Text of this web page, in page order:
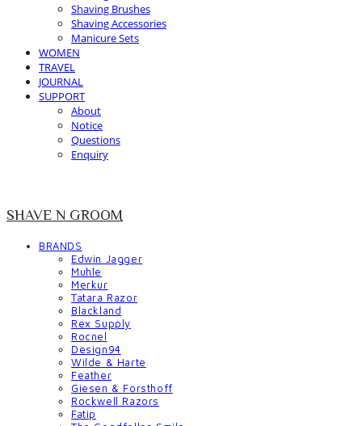
Shaving Brushes
Shaving Accessories
Manicure Sets
WOMEN
TRAVEL
JOURNAL
SUPPORT
About
Notice
Questions
Enquiry
SHAVE N GROOM
BRANDS
Edwin Jagger
Muhle
Merkur
Tatara Razor
Blackland
Rex Supply
Rocnel
Design94
Wilde & Harte
Feather
Giesen & Forsthoff
Rockwell Razors
Fatip